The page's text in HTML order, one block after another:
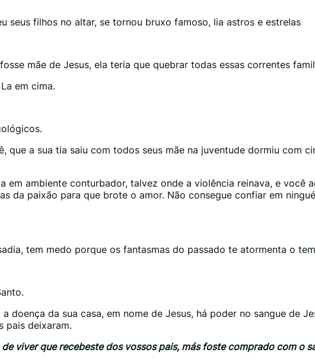
seus filhos no altar, se tornou bruxo famoso, lia astros e estrelas
mãe de Jesus, ela teria que quebrar todas essas correntes
em cima.
que a sua tia saiu com todos seus mãe na juventude dormiu com
ambiente conturbador, talvez onde a violência reinava, e você
da paixão para que brote o amor. Não consegue confiar em
tem medo porque os fantasmas do passado te atormenta o
doença da sua casa, em nome de Jesus, há poder no sangue de
pais deixaram.
viver que recebeste dos vossos pais, más foste comprado com o